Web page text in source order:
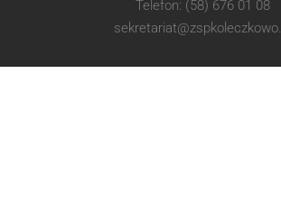
Telefon: (58) 676 01 08